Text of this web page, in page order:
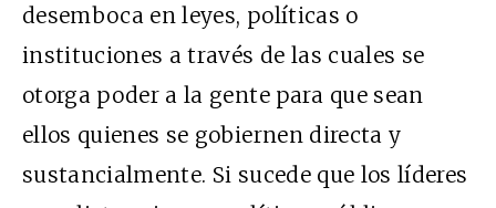
desemboca en leyes, políticas o
instituciones a través de las cuales se
otorga poder a la gente para que sean
ellos quienes se gobiernen directa y
sustancialmente. Si sucede que los líderes